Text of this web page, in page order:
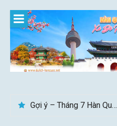
content
Gợi ý – Tháng 7 Hàn Quốc nên đi đâu, mặc gì đẹp?
Tips du lịch Đông Âu trở nên trọn vẹn hơn